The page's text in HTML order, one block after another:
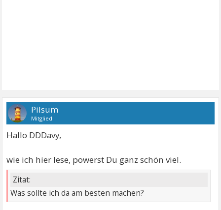
Pilsum
Mitglied
Hallo DDDavy,
wie ich hier lese, powerst Du ganz schön viel.
Zitat:
Was sollte ich da am besten machen?